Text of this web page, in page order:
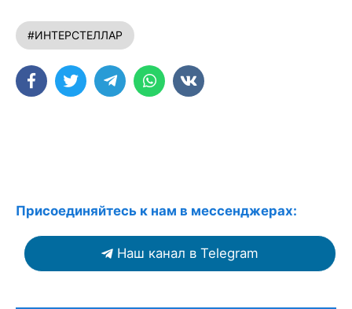
#ИНТЕРСТЕЛЛАР
Присоединяйтесь к нам в мессенджерах:
Наш канал в Telegram